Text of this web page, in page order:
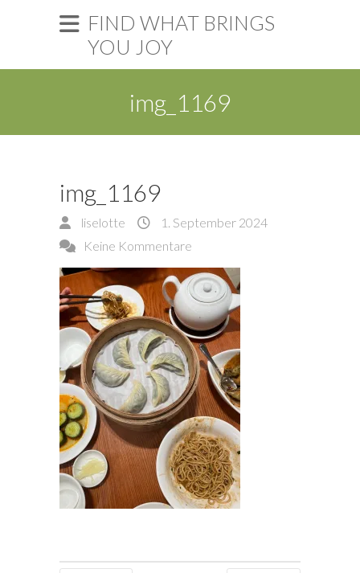
FIND WHAT BRINGS
YOU JOY
img_1169
img_1169
liselotte
1. September 2024
Keine Kommentare